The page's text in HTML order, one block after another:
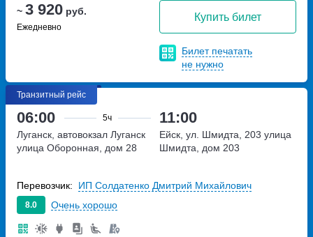
~ 3 920 руб.
Ежедневно
Купить билет
Билет печатать
не нужно
Транзитный рейс
06:00 5ч 11:00
Луганск, автовокзал Луганск
улица Оборонная, дом 28
Ейск, ул. Шмидта, 203 улица
Шмидта, дом 203
8.0 Очень хорошо
Перевозчик: ИП Солдатенко Дмитрий Михайлович